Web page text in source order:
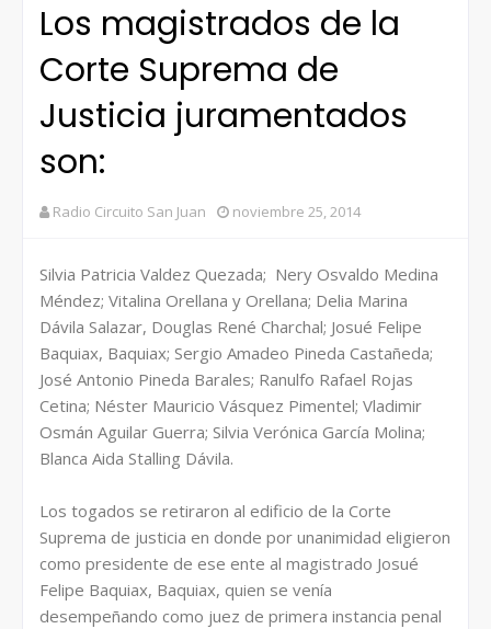
Los magistrados de la
Corte Suprema de
Justicia juramentados
son:
Radio Circuito San Juan noviembre 25, 2014
Silvia Patricia Valdez Quezada; Nery Osvaldo Medina
Méndez; Vitalina Orellana y Orellana; Delia Marina
Dávila Salazar, Douglas René Charchal; Josué Felipe
Baquiax, Baquiax; Sergio Amadeo Pineda Castañeda;
José Antonio Pineda Barales; Ranulfo Rafael Rojas
Cetina; Néster Mauricio Vásquez Pimentel; Vladimir
Osmán Aguilar Guerra; Silvia Verónica García Molina;
Blanca Aida Stalling Dávila.
Los togados se retiraron al edificio de la Corte
Suprema de justicia en donde por unanimidad eligieron
como presidente de ese ente al magistrado Josué
Felipe Baquiax, Baquiax, quien se venía
desempeñando como juez de primera instancia penal